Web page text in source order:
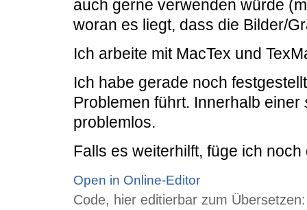
auch gerne verwenden würde
woran es liegt, dass die Bilder/
Ich arbeite mit MacTex und
Ich habe gerade noch
Problemen führt. Innerhalb einer
problemlos.
Falls es weiterhilft, füge ich
Open in Online-Editor
Code, hier editierbar zum Übersetzen: